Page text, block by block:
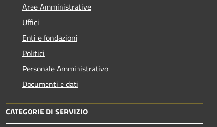
Aree Amministrative
Uffici
Enti e fondazioni
Politici
Personale Amministrativo
Documenti e dati
CATEGORIE DI SERVIZIO